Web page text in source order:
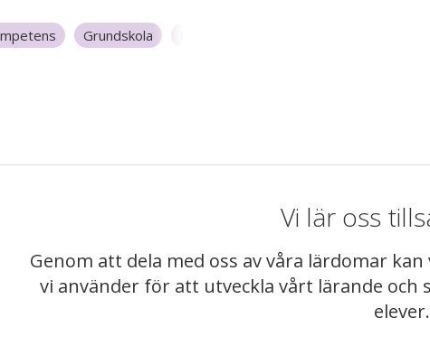
Grundskola
Vi lär oss
Genom att dela med oss av våra lärdomar
vi använder för att utveckla vårt lärande
elever.